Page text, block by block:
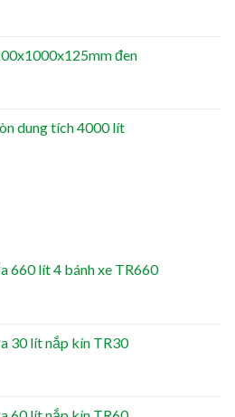
đen
dung tích 4000 lít
660 lít 4 bánh xe TR660
30 lít nắp kín TR30